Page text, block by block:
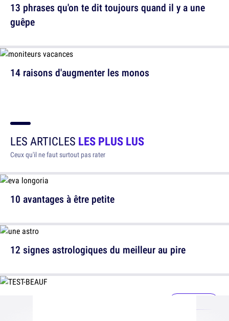
13 phrases qu'on te dit toujours quand il y a une
guêpe
14 raisons d'augmenter les monos
LES ARTICLES LES PLUS LUS
Ceux qu'il ne faut surtout pas rater
10 avantages à être petite
12 signes astrologiques du meilleur au pire